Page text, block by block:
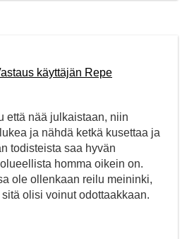
käyttäjän Repe
että nää julkaistaan, niin
ja nähdä ketkä kusettaa ja
todisteista saa hyvän
homma oikein on.
ole ollenkaan reilu meininki,
olisi voinut odottaakkaan.